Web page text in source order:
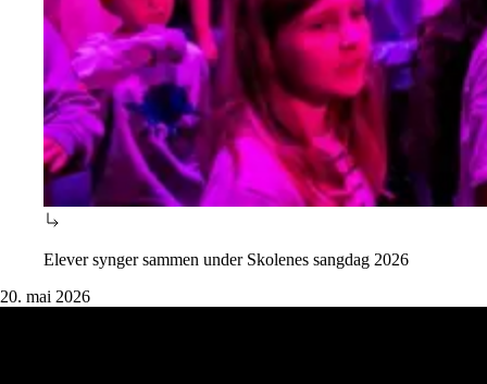
Elever synger sammen under Skolenes sangdag 2026
20. mai 2026